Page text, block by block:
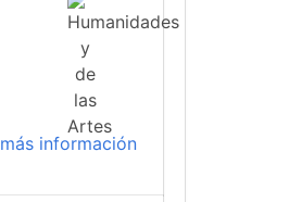
más información